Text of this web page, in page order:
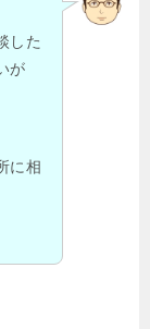
した
が
に相